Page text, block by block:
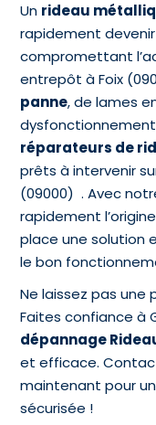
Un rideau
rapidement
compromettant
entrepôt à Foix
panne, de lames
réparateurs de
prêts à intervenir
(09000) . Avec
rapidement
place une solution
le bon
Ne laissez pas
Faites confiance à
dépannage
et efficace.
maintenant pour
sécurisée !